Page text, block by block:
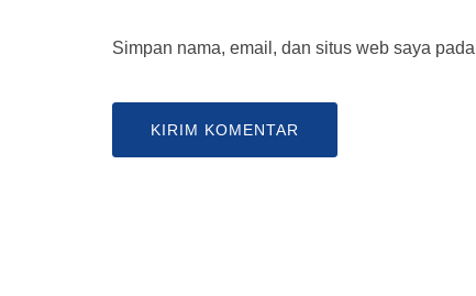
Simpan nama, email, dan situs web saya